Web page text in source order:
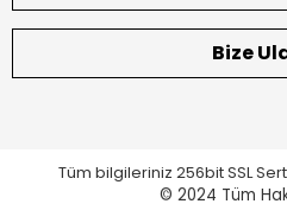
Bize
Tüm bilgileriniz 256bit SSL
© 2024 Tüm